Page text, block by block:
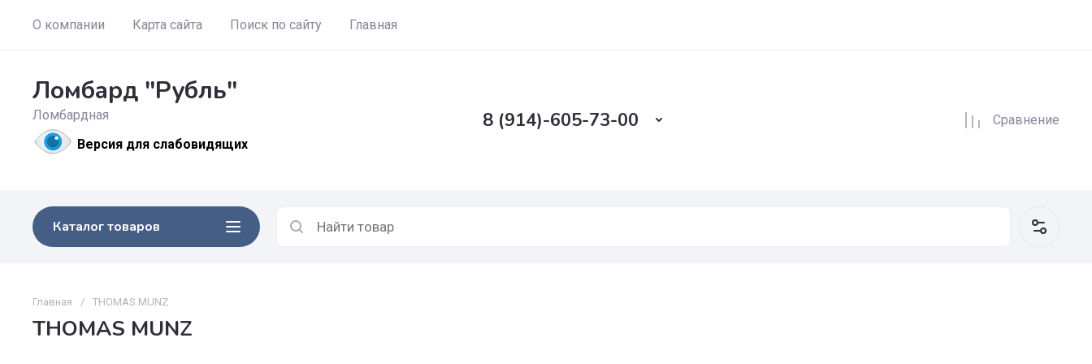
О компании Карта сайта Поиск по сайту Главная
Ломбард "Рубль"
Ломбардная
Версия для слабовидящих
8 (914)-605-73-00 Сравнение
Каталог товаров
Главная / THOMAS MUNZ
THOMAS MUNZ